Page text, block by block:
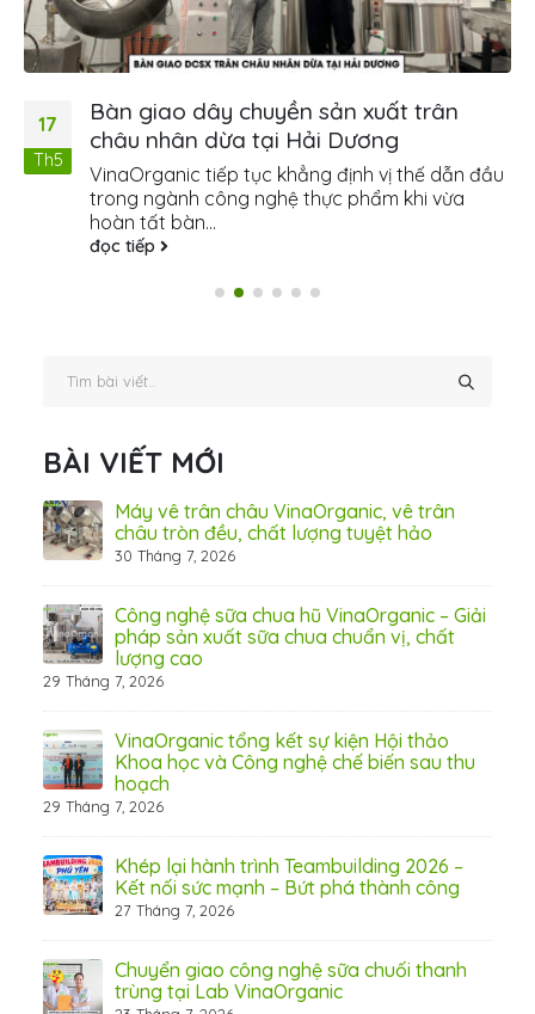
17
Th5
Bàn giao dây chuyền sản xuất trân
châu nhân dừa tại Hải Dương
VinaOrganic tiếp tục khẳng định vị thế dẫn đầu
trong ngành công nghệ thực phẩm khi vừa
hoàn tất bàn...
đọc tiếp
BÀI VIẾT MỚI
Máy vê trân châu VinaOrganic, vê trân
châu tròn đều, chất lượng tuyệt hảo
30 Tháng 7, 2026
Công nghệ sữa chua hũ VinaOrganic – Giải
pháp sản xuất sữa chua chuẩn vị, chất
lượng cao
29 Tháng 7, 2026
VinaOrganic tổng kết sự kiện Hội thảo
Khoa học và Công nghệ chế biến sau thu
hoạch
29 Tháng 7, 2026
Khép lại hành trình Teambuilding 2026 –
Kết nối sức mạnh – Bứt phá thành công
27 Tháng 7, 2026
Chuyển giao công nghệ sữa chuối thanh
trùng tại Lab VinaOrganic